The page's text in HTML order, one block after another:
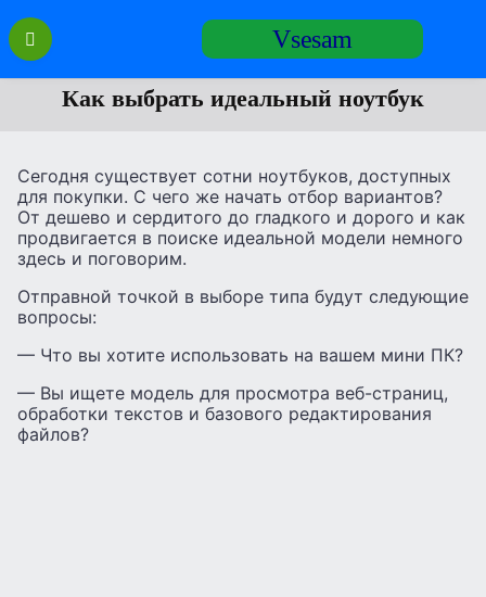
Перейти
содержанию
Vsesam
Как выбрать идеальный ноутбук
Сегодня существует сотни ноутбуков, доступных
для покупки. С чего же начать отбор вариантов?
От дешево и сердитого до гладкого и дорого и как
продвигается в поиске идеальной модели немного
здесь и поговорим.
Отправной точкой в выборе типа будут следующие
вопросы:
— Что вы хотите использовать на вашем мини ПК?
— Вы ищете модель для просмотра веб-страниц,
обработки текстов и базового редактирования
файлов?